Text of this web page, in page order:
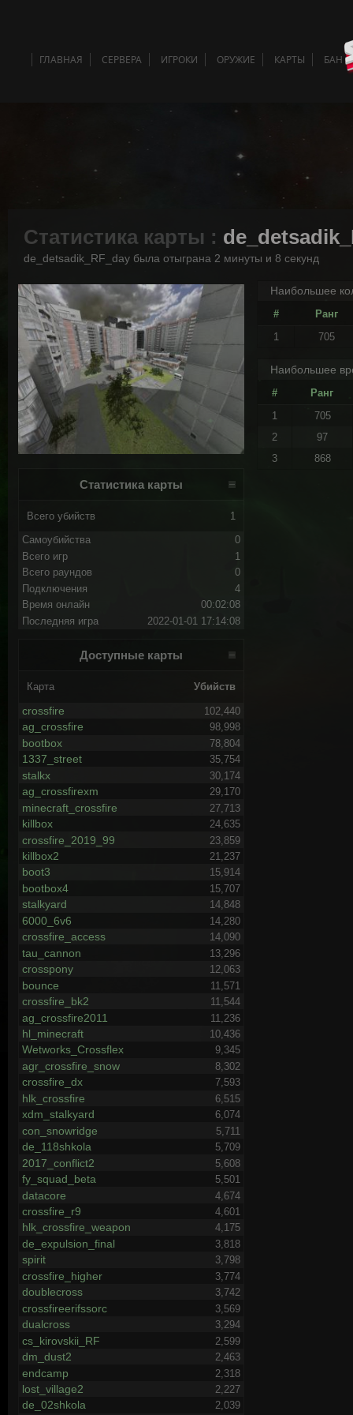
ГЛАВНАЯ СЕРВЕРА ИГРОКИ ОРУЖИЕ КАРТЫ БАН
Статистика карты :
de_detsadik_RF_day была отыграна 2 минуты и 8 секунд
Статистика карты
Всего убийств 1
Самоубийства
0
Всего игр
1
Всего раундов
0
Подключения
4
Время онлайн
00:02:08
Последняя игра
2022-01-01 17:14:08
Доступные карты
Карта Убийств
crossfire 102,440
ag_crossfire 98,998
bootbox 78,804
1337_street 35,754
stalkx 30,174
ag_crossfirexm 29,170
minecraft_crossfire 27,713
killbox 24,635
crossfire_2019_99 23,859
killbox2 21,237
boot3 15,914
bootbox4 15,707
stalkyard 14,848
6000_6v6 14,280
crossfire_access 14,090
tau_cannon 13,296
crosspony 12,063
bounce 11,571
crossfire_bk2 11,544
ag_crossfire2011 11,236
hl_minecraft 10,436
Wetworks_Crossflex 9,345
agr_crossfire_snow 8,302
crossfire_dx 7,593
hlk_crossfire 6,515
xdm_stalkyard 6,074
con_snowridge 5,711
de_118shkola 5,709
2017_conflict2 5,608
fy_squad_beta 5,501
datacore 4,674
crossfire_r9 4,601
hlk_crossfire_weapon 4,175
de_expulsion_final 3,818
spirit 3,798
crossfire_higher 3,774
doublecross 3,742
crossfireerifssorc 3,569
dualcross 3,294
cs_kirovskii_RF 2,599
dm_dust2 2,463
endcamp 2,318
lost_village2 2,227
de_02shkola 2,039
Наибольшее
#
Ранг
1
705
Наибольшее
#
Ранг
1
705
2
97
3
868